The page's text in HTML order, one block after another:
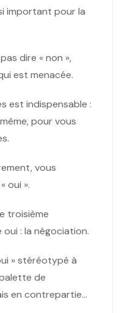
important pour la
dire « non »,
est menacée.
est indispensable :
pour vous
vous
oui ».
troisième
: la négociation.
» stéréotypé à
de
en contrepartie…